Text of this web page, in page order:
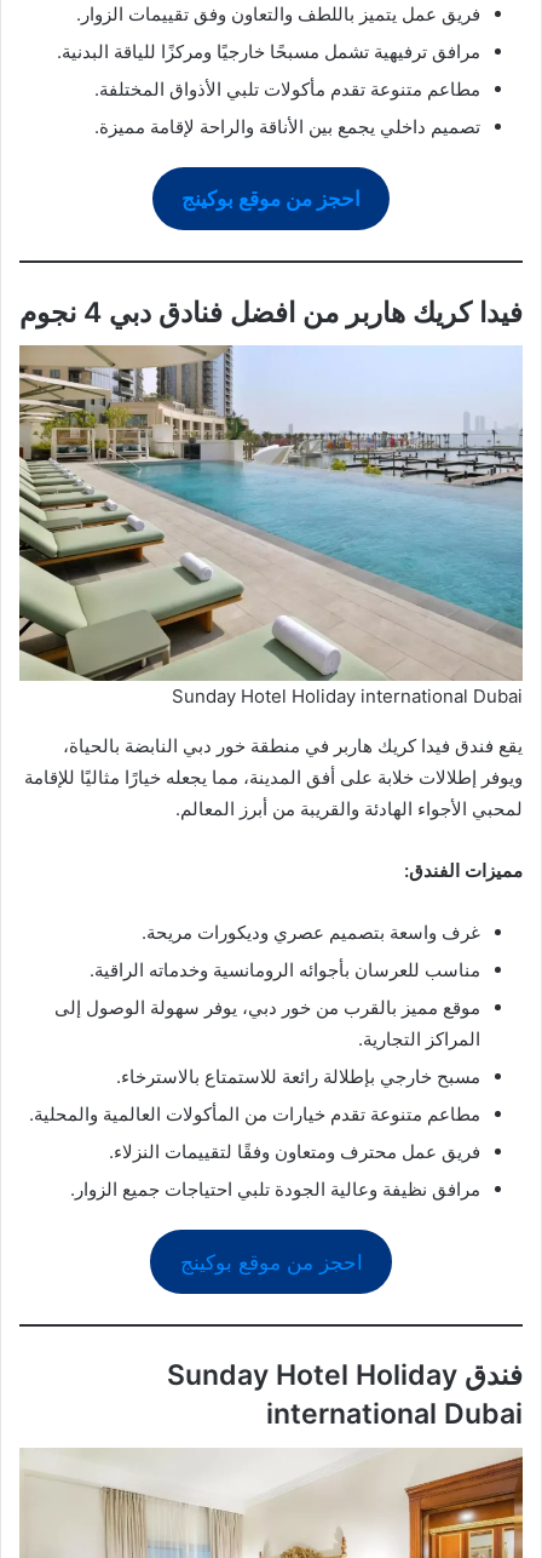
فريق عمل يتميز باللطف والتعاون وفق تقييمات الزوار.
مرافق ترفيهية تشمل مسبحًا خارجيًا ومركزًا للياقة البدنية.
مطاعم متنوعة تقدم مأكولات تلبي الأذواق المختلفة.
تصميم داخلي يجمع بين الأناقة والراحة لإقامة مميزة.
احجز من موقع بوكينج
فيدا كريك هاربر من افضل فنادق دبي 4 نجوم
Sunday Hotel Holiday international Dubai
يقع فندق فيدا كريك هاربر في منطقة خور دبي النابضة بالحياة،
ويوفر إطلالات خلابة على أفق المدينة، مما يجعله خيارًا مثاليًا للإقامة
لمحبي الأجواء الهادئة والقريبة من أبرز المعالم.
مميزات الفندق:
غرف واسعة بتصميم عصري وديكورات مريحة.
مناسب للعرسان بأجوائه الرومانسية وخدماته الراقية.
موقع مميز بالقرب من خور دبي، يوفر سهولة الوصول إلى
المراكز التجارية.
مسبح خارجي بإطلالة رائعة للاستمتاع بالاسترخاء.
مطاعم متنوعة تقدم خيارات من المأكولات العالمية والمحلية.
فريق عمل محترف ومتعاون وفقًا لتقييمات النزلاء.
مرافق نظيفة وعالية الجودة تلبي احتياجات جميع الزوار.
احجز من موقع بوكينج
فندق Sunday Hotel Holiday
international Dubai